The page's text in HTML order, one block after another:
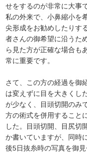
せをするのが非常に大事
私の外来で、小鼻縮小を
尖形成をお勧めしたりす
者さんの御希望に沿うた
ら見た方が正確な場合も
常に重要です。
さて、この方の経過を御
は変えずに目を大きくし
が少なく、目頭切開のみ
方の術式を併用すること
した。目頭切開、目尻切
か書いていますが、同時
後5日抜糸時の写真を御